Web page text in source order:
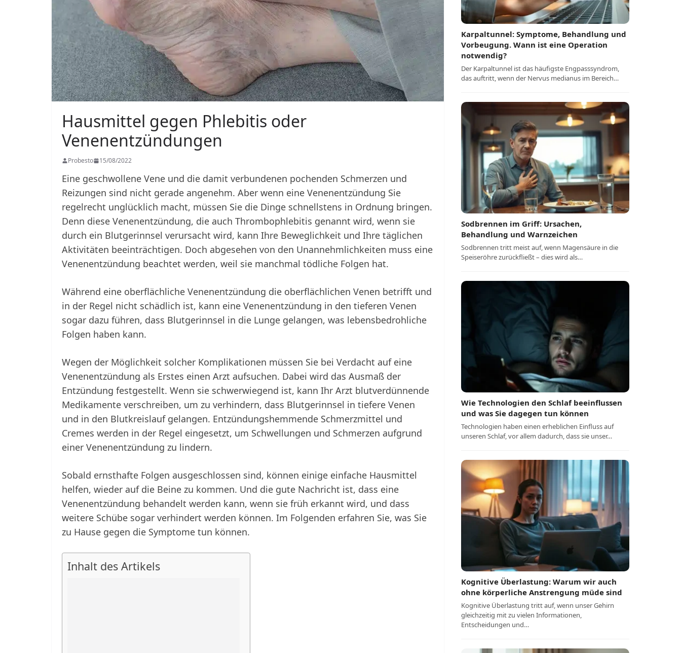
Hausmittel gegen Phlebitis oder
Venenentzündungen
Probesto 15/08/2022
Eine geschwollene Vene und die damit verbundenen pochenden Schmerzen und
Reizungen sind nicht gerade angenehm. Aber wenn eine Venenentzündung Sie
regelrecht unglücklich macht, müssen Sie die Dinge schnellstens in Ordnung bringen.
Denn diese Venenentzündung, die auch Thrombophlebitis genannt wird, wenn sie
durch ein Blutgerinnsel verursacht wird, kann Ihre Beweglichkeit und Ihre täglichen
Aktivitäten beeinträchtigen. Doch abgesehen von den Unannehmlichkeiten muss eine
Venenentzündung beachtet werden, weil sie manchmal tödliche Folgen hat.
Während eine oberflächliche Venenentzündung die oberflächlichen Venen betrifft und
in der Regel nicht schädlich ist, kann eine Venenentzündung in den tieferen Venen
sogar dazu führen, dass Blutgerinnsel in die Lunge gelangen, was lebensbedrohliche
Folgen haben kann.
Wegen der Möglichkeit solcher Komplikationen müssen Sie bei Verdacht auf eine
Venenentzündung als Erstes einen Arzt aufsuchen. Dabei wird das Ausmaß der
Entzündung festgestellt. Wenn sie schwerwiegend ist, kann Ihr Arzt blutverdünnende
Medikamente verschreiben, um zu verhindern, dass Blutgerinnsel in tiefere Venen
und in den Blutkreislauf gelangen. Entzündungshemmende Schmerzmittel und
Cremes werden in der Regel eingesetzt, um Schwellungen und Schmerzen aufgrund
einer Venenentzündung zu lindern.
Sobald ernsthafte Folgen ausgeschlossen sind, können einige einfache Hausmittel
helfen, wieder auf die Beine zu kommen. Und die gute Nachricht ist, dass eine
Venenentzündung behandelt werden kann, wenn sie früh erkannt wird, und dass
weitere Schübe sogar verhindert werden können. Im Folgenden erfahren Sie, was Sie
zu Hause gegen die Symptome tun können.
Inhalt des Artikels
Karpaltunnel: Symptome, Behandlung und
Vorbeugung. Wann ist eine Operation
notwendig?
Der Karpaltunnel ist das häufigste Engpasssyndrom,
das auftritt, wenn der Nervus medianus im Bereich…
Sodbrennen im Griff: Ursachen,
Behandlung und Warnzeichen
Sodbrennen tritt meist auf, wenn Magensäure in die
Speiseröhre zurückfließt – dies wird als…
Wie Technologien den Schlaf beeinflussen
und was Sie dagegen tun können
Technologien haben einen erheblichen Einfluss auf
unseren Schlaf, vor allem dadurch, dass sie unser…
Kognitive Überlastung: Warum wir auch
ohne körperliche Anstrengung müde sind
Kognitive Überlastung tritt auf, wenn unser Gehirn
gleichzeitig mit zu vielen Informationen,
Entscheidungen und…